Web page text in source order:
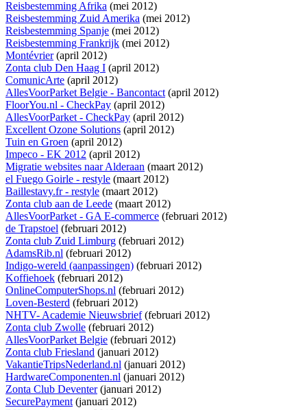
Reisbestemming Afrika (mei 2012)
Reisbestemming Zuid Amerika (mei 2012)
Reisbestemming Spanje (mei 2012)
Reisbestemming Frankrijk (mei 2012)
Montévrier(april 2012)
Zonta club Den Haag I (april 2012)
ComunicArte (april 2012)
AllesVoorParket Belgie - Bancontact(april 2012)
FloorYou.nl - CheckPay (april 2012)
AllesVoorParket - CheckPay (april 2012)
Excellent Ozone Solutions (april 2012)
Tuin en Groen (april 2012)
Impeco - EK 2012 (april 2012)
Migratie websites naar Alderaan (maart 2012)
el Fuego Goirle - restyle (maart 2012)
Baillestavy.fr - restyle (maart 2012)
Zonta club aan de Leede (maart 2012)
AllesVoorParket - GA E-commerce (februari 2012)
de Trapstoel (februari 2012)
Zonta club Zuid Limburg (februari 2012)
AdamsRib.nl (februari 2012)
Indigo-wereld (aanpassingen) (februari 2012)
Koffiehoek (februari 2012)
OnlineComputerShops.nl (februari 2012)
Loven-Besterd (februari 2012)
NHTV- Academie Nieuwsbrief(februari 2012)
Zonta club Zwolle (februari 2012)
AllesVoorParket Belgie (februari 2012)
Zonta club Friesland (januari 2012)
VakantieTripsNederland.nl (januari 2012)
HardwareComponenten.nl (januari 2012)
Zonta Club Deventer(januari 2012)
SecurePayment(januari 2012)